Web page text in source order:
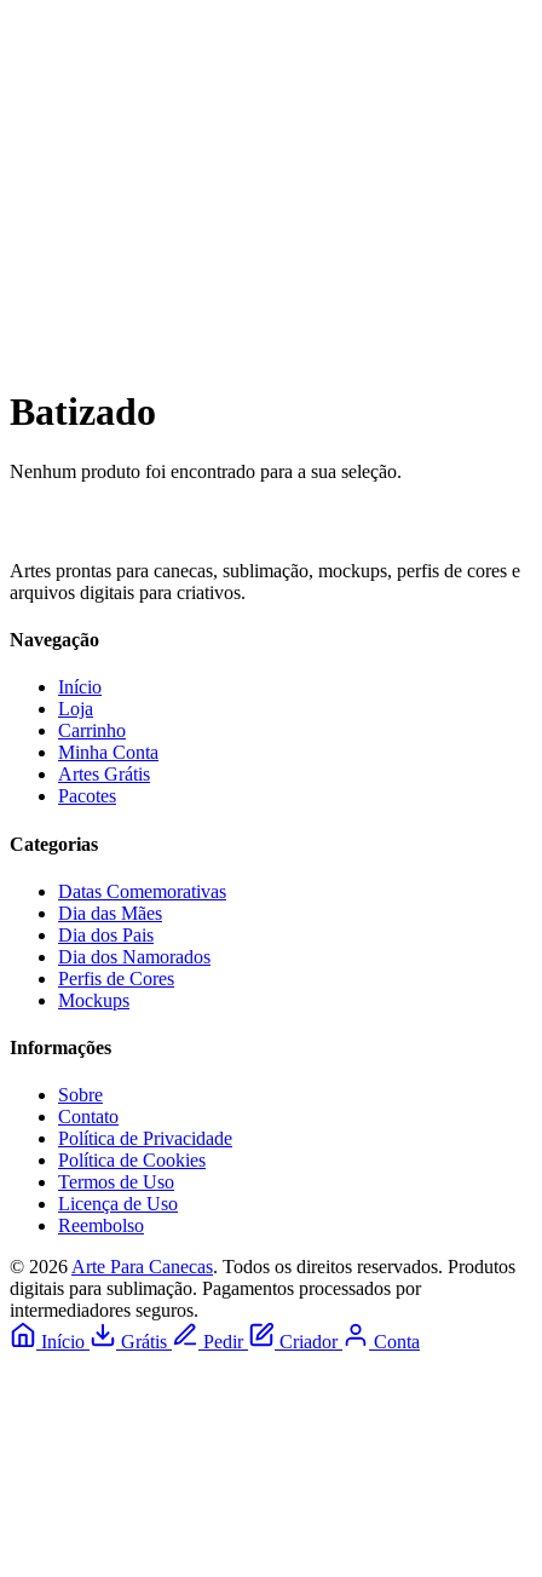
Batizado
Nenhum produto foi encontrado para a sua seleção.
Artes prontas para canecas, sublimação, mockups, perfis de cores e
arquivos digitais para criativos.
Navegação
Início
Loja
Carrinho
Minha Conta
Artes Grátis
Pacotes
Categorias
Datas Comemorativas
Dia das Mães
Dia dos Pais
Dia dos Namorados
Perfis de Cores
Mockups
Informações
Sobre
Contato
Política de Privacidade
Política de Cookies
Termos de Uso
Licença de Uso
Reembolso
© 2026Arte Para Canecas. Todos os direitos reservados. Produtos
digitais para sublimação. Pagamentos processados por
intermediadores seguros.
Início
Grátis Pedir Criador Conta